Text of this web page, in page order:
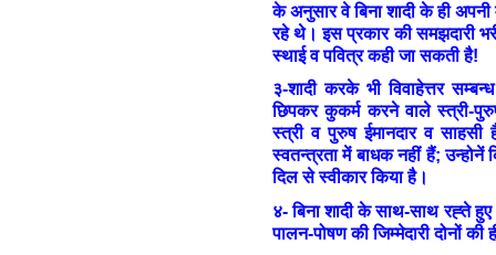
के अनुसार वे बिना शादी के ही
रहे थे। इस प्रकार की समझदारी
स्थाई व पवित्र कही जा सकती है!
३-शादी करके भी विवाहेत्तर
छिपकर कुकर्म करने वाले स्त्री-
स्त्री व पुरुष ईमानदार व
स्वतन्त्रता में बाधक नहीं हैं; उन्होनें
दिल से स्वीकार किया है।
४- बिना शादी के साथ-साथ रह्ते
पालन-पोषण की जिम्मेदारी दोनों की